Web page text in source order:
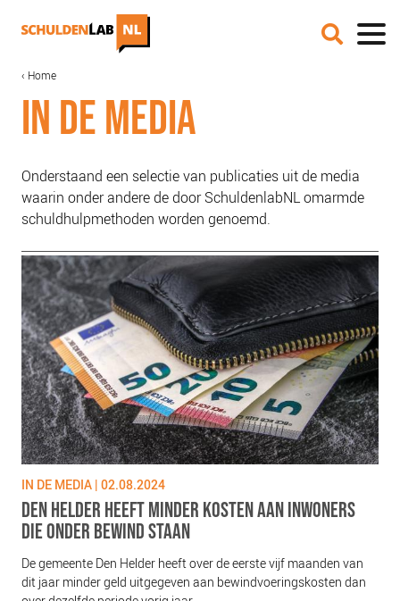
MAIN
NAVIGATION
IN DE MEDIA
ONZE AANPAK
FINANCIERING
IMPACTMETING
OPSCHALING
ACCREDITATIE
SCHULDHULPMETHODEN
HOE WORD JE RIJK?
JONGEREN PERSPECTIEF FONDS
OVER ROOD
PLINKR NAZORG
SOCIALDEBT
DOORBRAAKMETHODE
DE VOORZIENINGENWIJZER
OVER ONS
KRUIMELPAD
Home
IN DE MEDIA
Onderstaand een selectie van publicaties uit de media
waarin onder andere de door SchuldenlabNL omarmde
schuldhulpmethoden worden genoemd.
IN DE MEDIA | 02.08.2024
DEN HELDER HEEFT MINDER KOSTEN AAN INWONERS
DIE ONDER BEWIND STAAN
De gemeente Den Helder heeft over de eerste vijf maanden van
dit jaar minder geld uitgegeven aan bewindvoeringskosten dan